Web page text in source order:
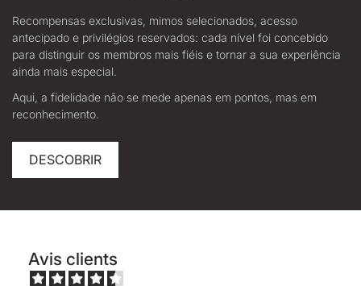
Recompensas exclusivas, mimos selecionados, acesso
antecipado e privilégios reservados: cada nível foi concebido
para distinguir os membros mais fiéis e tornar a sua experiência
ainda mais especial.
Aqui, a fidelidade não se mede apenas em pontos, mas em
reconhecimento.
DESCOBRIR
Avis clients